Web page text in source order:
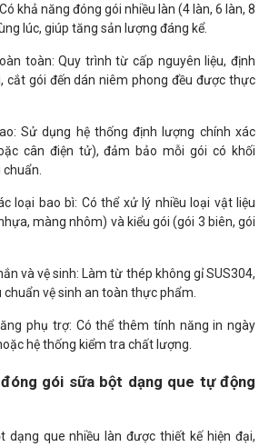
khả năng đóng gói nhiều làn (4 làn, 6 làn, 8
lúc, giúp tăng sản lượng đáng kể.
toàn: Quy trình từ cấp nguyên liệu, định
cắt gói đến dán niêm phong đều được thực
Sử dụng hệ thống định lượng chính xác
cân điện tử), đảm bảo mỗi gói có khối
loại bao bì: Có thể xử lý nhiều loại vật liệu
màng nhôm) và kiểu gói (gói 3 biên, gói
và vệ sinh: Làm từ thép không gỉ SUS304,
vệ sinh an toàn thực phẩm.
phụ trợ: Có thể thêm tính năng in ngày
hệ thống kiểm tra chất lượng.
gói sữa bột dạng que tự động
dạng que nhiều làn được thiết kế hiện đại,